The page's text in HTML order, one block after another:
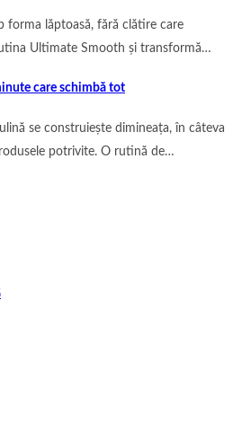
forma lăptoasă, fără clătire care
Ultimate Smooth și transformă…
care schimbă tot
se construiește dimineața, în câteva
potrivite. O rutină de…